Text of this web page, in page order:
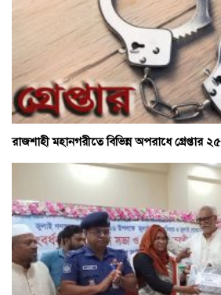
রাজশাহী মহানগরীতে বিভিন্ন অপরাধে গ্রেপ্তার ২৫